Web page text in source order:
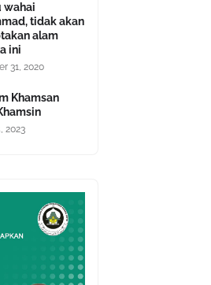
wahai
tidak akan
alam
ini
31, 2020
Khamsan
2023